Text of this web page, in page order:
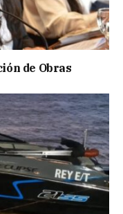
de Obras